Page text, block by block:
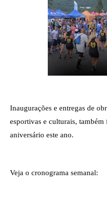
Inaugurações e entregas de
esportivas e culturais, também
aniversário este ano.
Veja o cronograma semanal: